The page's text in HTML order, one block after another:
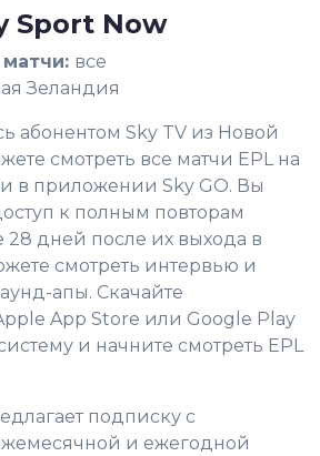
Sport Now
все
Зеландия
абонентом Sky TV из Новой
смотреть все матчи EPL на
в приложении Sky GO. Вы
к полным повторам
28 дней после их выхода в
смотреть интервью и
апы. Скачайте
App Store или Google Play
и начните смотреть EPL
подписку с
и ежегодной